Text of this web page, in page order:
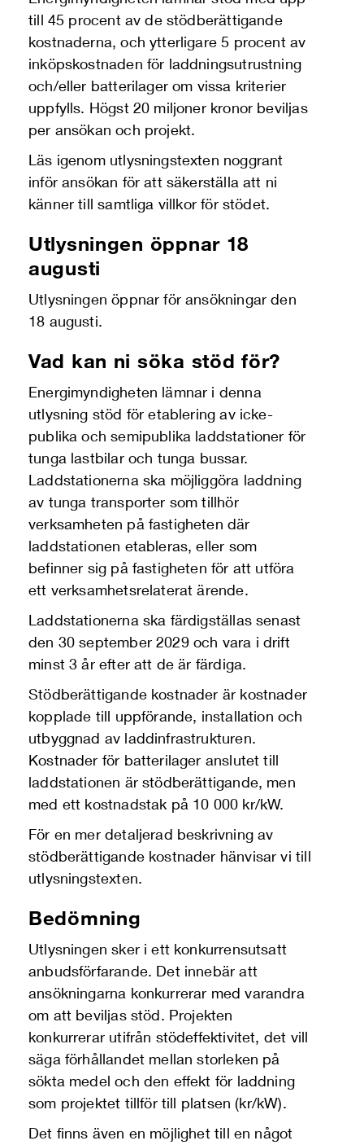
till 45 procent av de stödberättigande
kostnaderna, och ytterligare 5 procent av
inköpskostnaden för laddningsutrustning
och/eller batterilager om vissa kriterier
uppfylls. Högst 20 miljoner kronor beviljas
per ansökan och projekt.
Läs igenom utlysningstexten noggrant
inför ansökan för att säkerställa att ni
känner till samtliga villkor för stödet.
Utlysningen öppnar 18
augusti
Utlysningen öppnar för ansökningar den
18 augusti.
Vad kan ni söka stöd för?
Energimyndigheten lämnar i denna
utlysning stöd för etablering av icke-
publika och semipublika laddstationer för
tunga lastbilar och tunga bussar.
Laddstationerna ska möjliggöra laddning
av tunga transporter som tillhör
verksamheten på fastigheten där
laddstationen etableras, eller som
befinner sig på fastigheten för att utföra
ett verksamhetsrelaterat ärende.
Laddstationerna ska färdigställas senast
den 30 september 2029 och vara i drift
minst 3 år efter att de är färdiga.
Stödberättigande kostnader är kostnader
kopplade till uppförande, installation och
utbyggnad av laddinfrastrukturen.
Kostnader för batterilager anslutet till
laddstationen är stödberättigande, men
med ett kostnadstak på 10 000 kr/kW.
För en mer detaljerad beskrivning av
stödberättigande kostnader hänvisar vi till
utlysningstexten.
Bedömning
Utlysningen sker i ett konkurrensutsatt
anbudsförfarande. Det innebär att
ansökningarna konkurrerar med varandra
om att beviljas stöd. Projekten
konkurrerar utifrån stödeffektivitet, det vill
säga förhållandet mellan storleken på
sökta medel och den effekt för laddning
som projektet tillför till platsen (kr/kW).
Det finns även en möjlighet till en något